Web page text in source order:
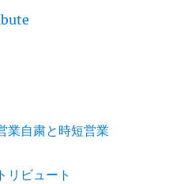
業自粛と時短営業
リビュート